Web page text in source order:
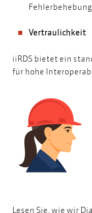
Vertraulichkeit
iiRDS bietet ein
für hohe
Lesen Sie, wie wir